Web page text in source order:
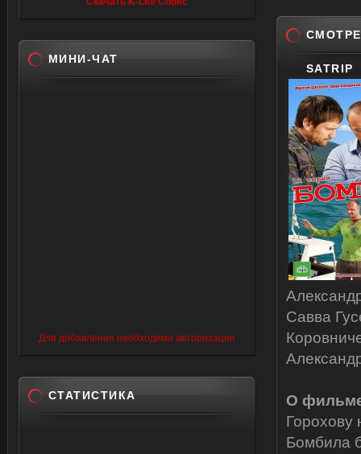
SATRIP
Савва
О
Горохову
Бомбила
МИНИ-ЧАТ
Для добавления необходима авторизация
СТАТИСТИКА